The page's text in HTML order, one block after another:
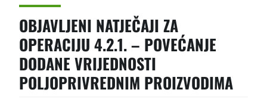
OBJAVLJENI NATJEČAJI ZA
OPERACIJU 4.2.1. – POVEĆANJE
DODANE VRIJEDNOSTI
POLJOPRIVREDNIM PROIZVODIMA